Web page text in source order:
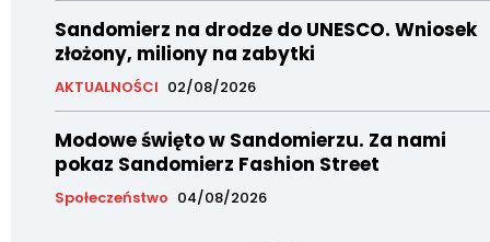
Sandomierz na drodze do UNESCO. Wniosek
złożony, miliony na zabytki
AKTUALNOŚCI 02/08/2026
Modowe święto w Sandomierzu. Za nami
pokaz Sandomierz Fashion Street
Społeczeństwo 04/08/2026